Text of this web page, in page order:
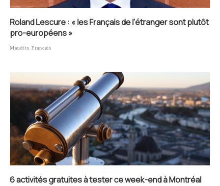
Roland Lescure : « les Français de l’étranger sont plutôt
pro-européens »
Maudits Francais
6 activités gratuites à tester ce week-end à Montréal